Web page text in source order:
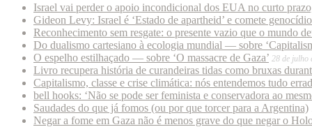
Israel vai perder o apoio incondicional dos EUA no curto
Gideon Levy: Israel é ‘Estado de apartheid’ e comete
Reconhecimento sem resgate: o presente vazio que o mundo
Do dualismo cartesiano à ecologia mundial — sobre
O espelho estilhaçado — sobre ‘O massacre de Gaza’ 28 de julho
Livro recupera história de curandeiras tidas como bruxas
Capitalismo, classe e crise climática: nós entendemos tudo
bell hooks: ‘Não se pode ser feminista e conservadora ao
Saudades do que já fomos (ou por que torcer para a Argentina)
Negar a fome em Gaza não é menos grave do que negar o